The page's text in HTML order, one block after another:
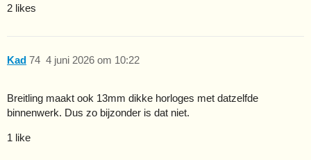
2 likes
Kad 4 juni 2026 om 10:22
74
Breitling maakt ook 13mm dikke horloges met datzelfde
binnenwerk. Dus zo bijzonder is dat niet.
1 like